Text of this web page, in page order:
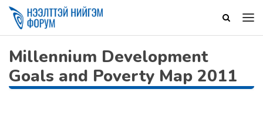
Millennium Development
Goals and Poverty Map 2011